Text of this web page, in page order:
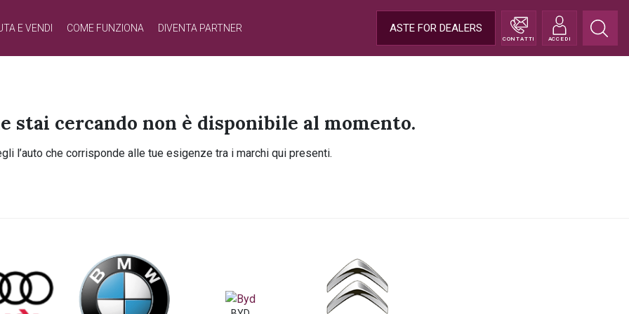
E VENDI COME FUNZIONA DIVENTA PARTNER ASTE FOR DEALERS
CONTATTI ACCEDI
stai cercando non è disponibile al momento.
l’auto che corrisponde alle tue esigenze tra i marchi qui presenti.